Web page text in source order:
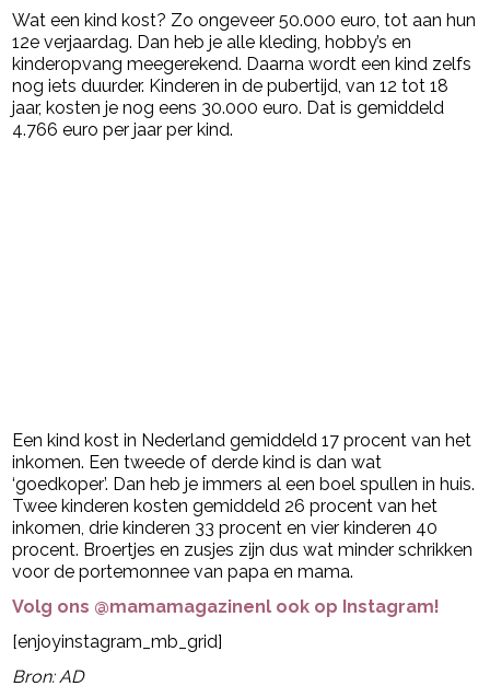
Wat een kind kost? Zo ongeveer 50.000 euro, tot aan hun
12e verjaardag. Dan heb je alle kleding, hobby’s en
kinderopvang meegerekend. Daarna wordt een kind zelfs
nog iets duurder. Kinderen in de pubertijd, van 12 tot 18
jaar, kosten je nog eens 30.000 euro. Dat is gemiddeld
4.766 euro per jaar per kind.
Een kind kost in Nederland gemiddeld 17 procent van het
inkomen. Een tweede of derde kind is dan wat
‘goedkoper’. Dan heb je immers al een boel spullen in huis.
Twee kinderen kosten gemiddeld 26 procent van het
inkomen, drie kinderen 33 procent en vier kinderen 40
procent. Broertjes en zusjes zijn dus wat minder schrikken
voor de portemonnee van papa en mama.
Volg ons @mamamagazinenl ook op Instagram!
[enjoyinstagram_mb_grid]
Bron: AD